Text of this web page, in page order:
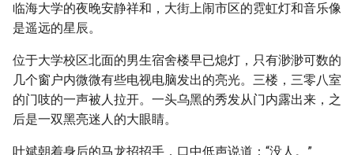
临海大学的夜晚安静祥和，大街上闹市区的霓虹灯和音乐像
是遥远的星辰。
位于大学校区北面的男生宿舍楼早已熄灯，只有渺渺可数的
几个窗户内微微有些电视电脑发出的亮光。三楼，三零八室
的门吱的一声被人拉开。一头乌黑的秀发从门内露出来，之
后是一双黑亮迷人的大眼睛。
叶斌朝着身后的马龙招招手，口中低声说道：“没人。”